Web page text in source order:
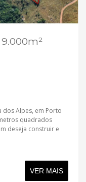
dos Alpes, em Porto
quadrados
deseja construir e
VER MAIS